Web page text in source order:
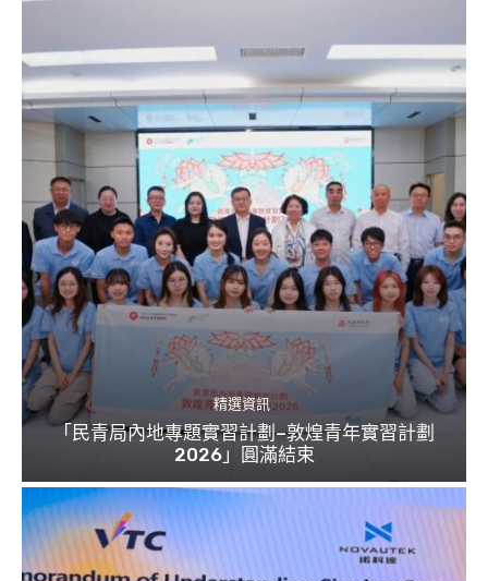
精選資訊
「民青局內地專題實習計劃–敦煌青年實習計劃
2026」圓滿結束